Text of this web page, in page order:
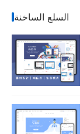
السلع الساخنة